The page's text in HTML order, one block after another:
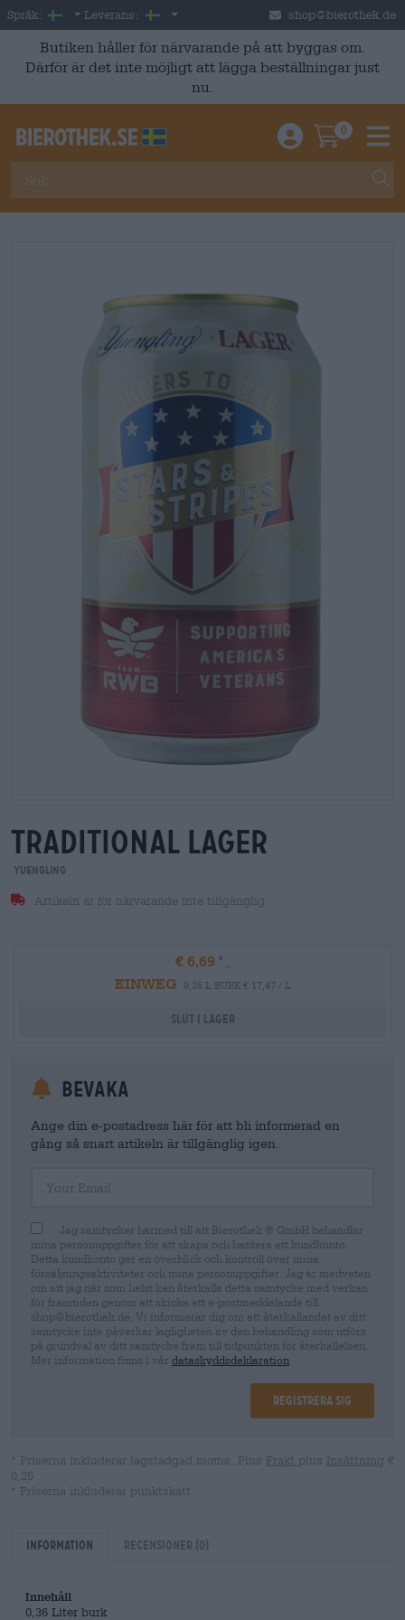
Skip to main content
Språk: Swedish
Leverans: Sverige shop@bierothek.de
Butiken håller för närvarande på att byggas om.
Därför är det inte möjligt att lägga beställningar just
nu.
Einloggen /
0
traditional lager
Yuengling
Artikeln är för närvarande inte tillgänglig
€ 6,69
EINWEG
0,36 L BURK € 17,47 / L
Slut i lager
Bevaka
Ange din e-postadress här för att bli informerad en
gång så snart artikeln är tillgänglig igen.
Jag samtycker härmed till att Bierothek ® GmbH behandlar
mina personuppgifter för att skapa och hantera ett kundkonto.
Detta kundkonto ger en överblick och kontroll över mina
försäljningsaktiviteter och mina personuppgifter. Jag är medveten
om att jag när som helst kan återkalla detta samtycke med verkan
för framtiden genom att skicka ett e-postmeddelande till
shop@bierothek.de. Vi informerar dig om att återkallandet av ditt
samtycke inte påverkar lagligheten av den behandling som utförs
på grundval av ditt samtycke fram till tidpunkten för återkallelsen.
Mer information finns i vår dataskyddsdeklaration
Registrera sig
* Priserna inkluderar lagstadgad moms. Plus Frakt plus Insättning €
0,25
* Priserna inkluderar punktskatt
Information Recensioner (0)
Innehåll
0,36 Liter burk